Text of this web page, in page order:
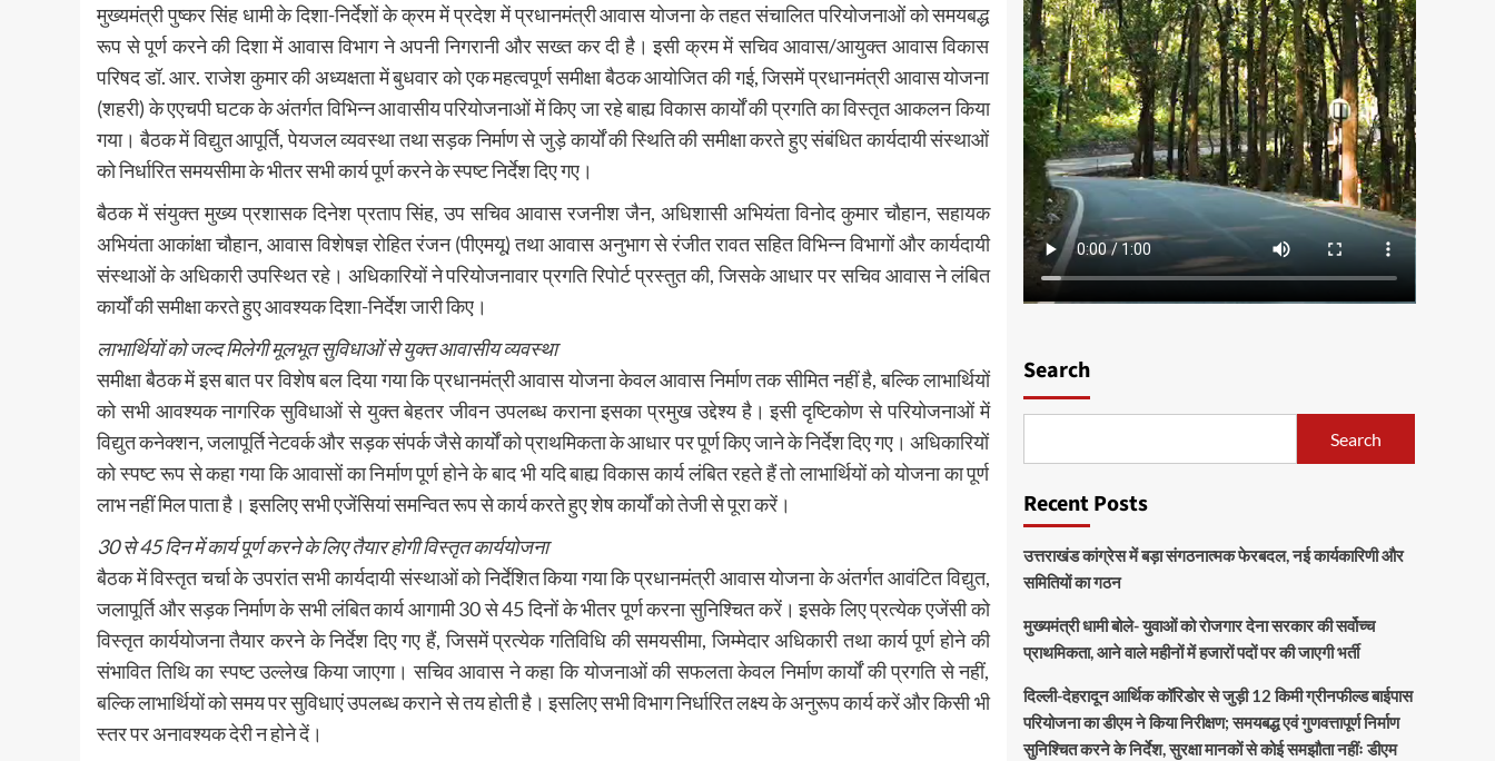
मुख्यमंत्री पुष्कर सिंह धामी के दिशा-निर्देशों के क्रम में प्रदेश में प्रधानमंत्री आवास योजना के तहत संचालित परियोजनाओं को समयबद्ध
रूप से पूर्ण करने की दिशा में आवास विभाग ने अपनी निगरानी और सख्त कर दी है। इसी क्रम में सचिव आवास/आयुक्त आवास विकास
परिषद डॉ. आर. राजेश कुमार की अध्यक्षता में बुधवार को एक महत्वपूर्ण समीक्षा बैठक आयोजित की गई, जिसमें प्रधानमंत्री आवास योजना
(शहरी) के एएचपी घटक के अंतर्गत विभिन्न आवासीय परियोजनाओं में किए जा रहे बाह्य विकास कार्यों की प्रगति का विस्तृत आकलन किया
गया। बैठक में विद्युत आपूर्ति, पेयजल व्यवस्था तथा सड़क निर्माण से जुड़े कार्यों की स्थिति की समीक्षा करते हुए संबंधित कार्यदायी संस्थाओं
को निर्धारित समयसीमा के भीतर सभी कार्य पूर्ण करने के स्पष्ट निर्देश दिए गए।
बैठक में संयुक्त मुख्य प्रशासक दिनेश प्रताप सिंह, उप सचिव आवास रजनीश जैन, अधिशासी अभियंता विनोद कुमार चौहान, सहायक
अभियंता आकांक्षा चौहान, आवास विशेषज्ञ रोहित रंजन (पीएमयू) तथा आवास अनुभाग से रंजीत रावत सहित विभिन्न विभागों और कार्यदायी
संस्थाओं के अधिकारी उपस्थित रहे। अधिकारियों ने परियोजनावार प्रगति रिपोर्ट प्रस्तुत की, जिसके आधार पर सचिव आवास ने लंबित
कार्यों की समीक्षा करते हुए आवश्यक दिशा-निर्देश जारी किए।
लाभार्थियों को जल्द मिलेगी मूलभूत सुविधाओं से युक्त आवासीय व्यवस्था
समीक्षा बैठक में इस बात पर विशेष बल दिया गया कि प्रधानमंत्री आवास योजना केवल आवास निर्माण तक सीमित नहीं है, बल्कि लाभार्थियों
को सभी आवश्यक नागरिक सुविधाओं से युक्त बेहतर जीवन उपलब्ध कराना इसका प्रमुख उद्देश्य है। इसी दृष्टिकोण से परियोजनाओं में
विद्युत कनेक्शन, जलापूर्ति नेटवर्क और सड़क संपर्क जैसे कार्यों को प्राथमिकता के आधार पर पूर्ण किए जाने के निर्देश दिए गए। अधिकारियों
को स्पष्ट रूप से कहा गया कि आवासों का निर्माण पूर्ण होने के बाद भी यदि बाह्य विकास कार्य लंबित रहते हैं तो लाभार्थियों को योजना का पूर्ण
लाभ नहीं मिल पाता है। इसलिए सभी एजेंसियां समन्वित रूप से कार्य करते हुए शेष कार्यों को तेजी से पूरा करें।
30 से 45 दिन में कार्य पूर्ण करने के लिए तैयार होगी विस्तृत कार्ययोजना
बैठक में विस्तृत चर्चा के उपरांत सभी कार्यदायी संस्थाओं को निर्देशित किया गया कि प्रधानमंत्री आवास योजना के अंतर्गत आवंटित विद्युत,
जलापूर्ति और सड़क निर्माण के सभी लंबित कार्य आगामी 30 से 45 दिनों के भीतर पूर्ण करना सुनिश्चित करें। इसके लिए प्रत्येक एजेंसी को
विस्तृत कार्ययोजना तैयार करने के निर्देश दिए गए हैं, जिसमें प्रत्येक गतिविधि की समयसीमा, जिम्मेदार अधिकारी तथा कार्य पूर्ण होने की
संभावित तिथि का स्पष्ट उल्लेख किया जाएगा। सचिव आवास ने कहा कि योजनाओं की सफलता केवल निर्माण कार्यों की प्रगति से नहीं,
बल्कि लाभार्थियों को समय पर सुविधाएं उपलब्ध कराने से तय होती है। इसलिए सभी विभाग निर्धारित लक्ष्य के अनुरूप कार्य करें और किसी भी
स्तर पर अनावश्यक देरी न होने दें।
Search
Search
Recent Posts
उत्तराखंड कांग्रेस में बड़ा संगठनात्मक फेरबदल, नई कार्यकारिणी और
समितियों का गठन
मुख्यमंत्री धामी बोले- युवाओं को रोजगार देना सरकार की सर्वोच्च
प्राथमिकता, आने वाले महीनों में हजारों पदों पर की जाएगी भर्ती
दिल्ली-देहरादून आर्थिक कॉरिडोर से जुड़ी 12 किमी ग्रीनफील्ड बाईपास
परियोजना का डीएम ने किया निरीक्षण; समयबद्ध एवं गुणवत्तापूर्ण निर्माण
सुनिश्चित करने के निर्देश, सुरक्षा मानकों से कोई समझौता नहींः डीएम